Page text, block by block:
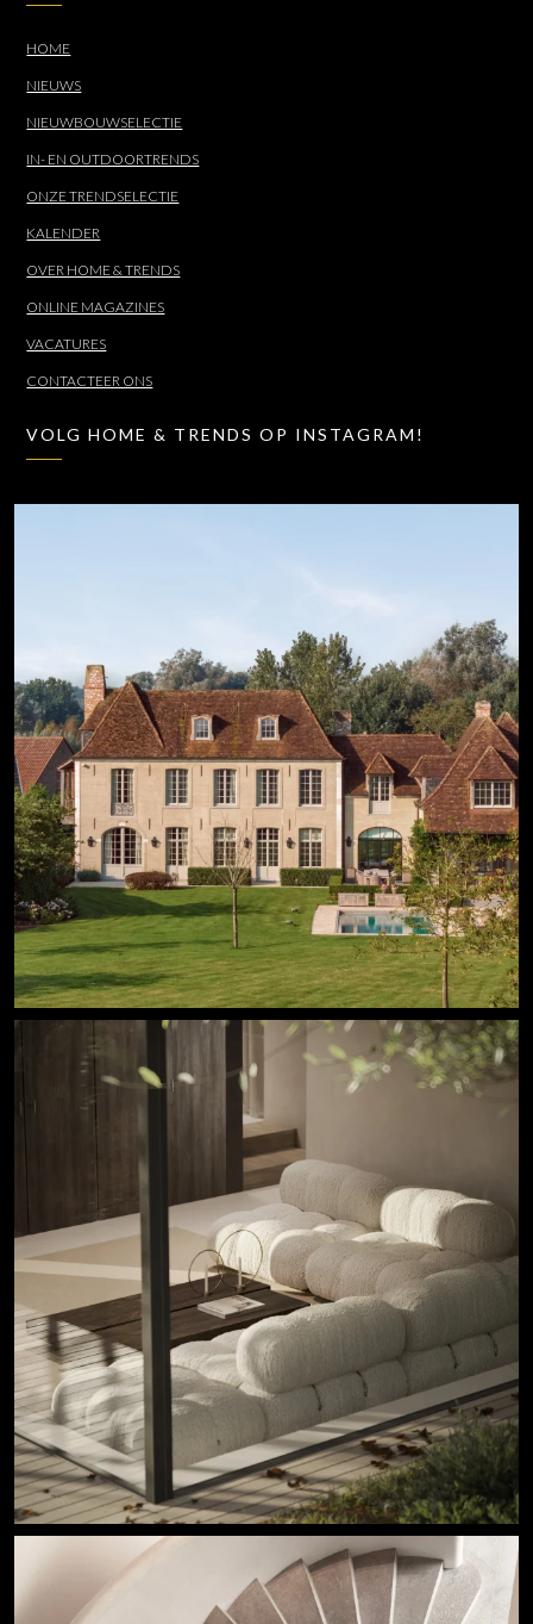
HOME
NIEUWS
NIEUWBOUWSELECTIE
IN- EN OUTDOORTRENDS
ONZE TRENDSELECTIE
KALENDER
OVER HOME & TRENDS
ONLINE MAGAZINES
VACATURES
CONTACTEER ONS
VOLG HOME & TRENDS OP INSTAGRAM!